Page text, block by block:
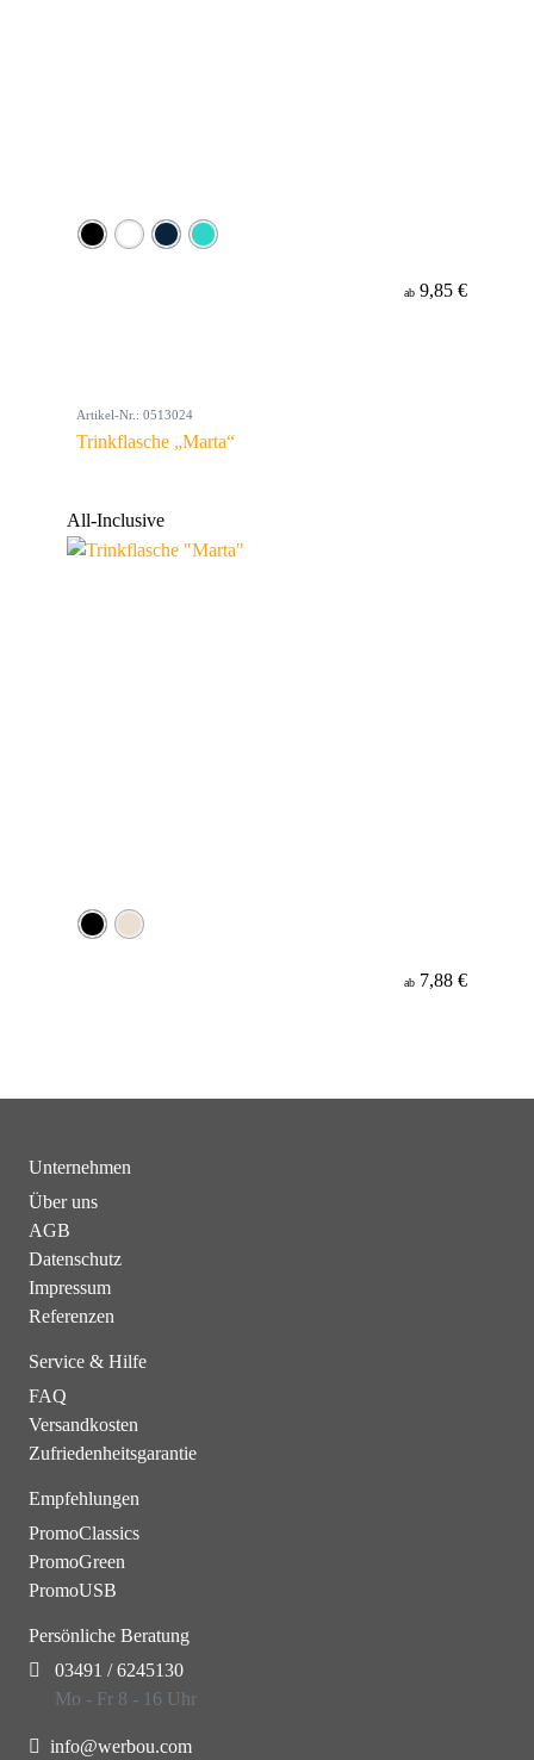
ab 9,85 €
Artikel-Nr.: 0513024
Trinkflasche „Marta“
All-Inclusive
ab 7,88 €
Unternehmen
Über uns
AGB
Datenschutz
Impressum
Referenzen
Service & Hilfe
FAQ
Versandkosten
Zufriedenheitsgarantie
Empfehlungen
PromoClassics
PromoGreen
PromoUSB
Persönliche Beratung
03491 / 6245130
Mo - Fr 8 - 16 Uhr
info@werbou.com